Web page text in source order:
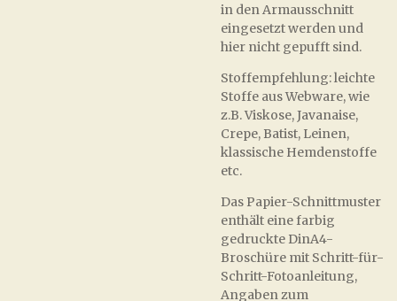
in den Armausschnitt
eingesetzt werden und
hier nicht gepufft sind.
Stoffempfehlung: leichte
Stoffe aus Webware, wie
z.B. Viskose, Javanaise,
Crepe, Batist, Leinen,
klassische Hemdenstoffe
etc.
Das Papier-Schnittmuster
enthält eine farbig
gedruckte DinA4-
Broschüre mit Schritt-für-
Schritt-Fotoanleitung,
Angaben zum